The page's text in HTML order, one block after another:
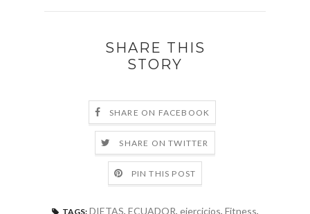
SHARE THIS
STORY
SHARE ON FACEBOOK
SHARE ON TWITTER
PIN THIS POST
TAGS: DIETAS, ECUADOR, ejercicios, Fitness,